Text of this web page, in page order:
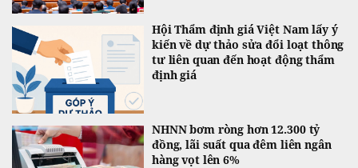
Hội Thẩm định giá Việt Nam lấy ý
kiến về dự thảo sửa đổi loạt thông
tư liên quan đến hoạt động thẩm
định giá
NHNN bơm ròng hơn 12.300 tỷ
đồng, lãi suất qua đêm liên ngân
hàng vọt lên 6%